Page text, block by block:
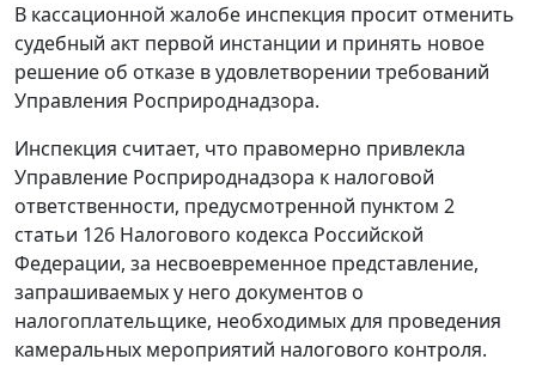
В кассационной жалобе инспекция просит отменить
судебный акт первой инстанции и принять новое
решение об отказе в удовлетворении требований
Управления Росприроднадзора.
Инспекция считает, что правомерно привлекла
Управление Росприроднадзора к налоговой
ответственности, предусмотренной пунктом 2
статьи 126 Налогового кодекса Российской
Федерации, за несвоевременное представление,
запрашиваемых у него документов о
налогоплательщике, необходимых для проведения
камеральных мероприятий налогового контроля.